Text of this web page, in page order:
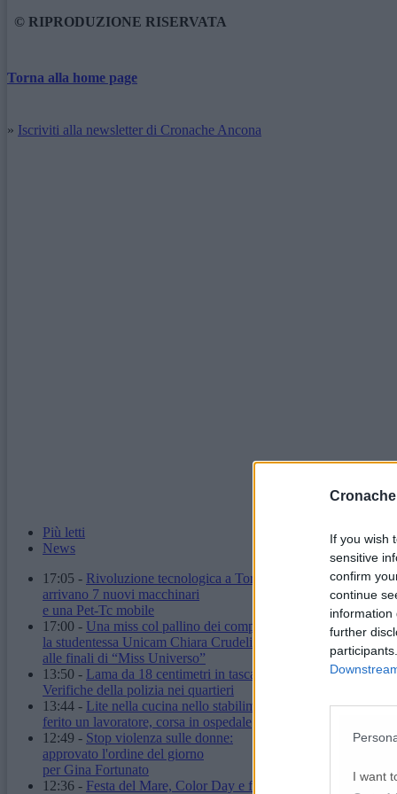
If you wish
sensitive
confirm
continue
information
further
I want
© RIPRODUZIONE RISERVATA
Torna alla home page
» Iscriviti alla newsletter di Cronache Ancona
Più letti
News
17:05 - Rivoluzione tecnologica a Torrette:
arrivano 7 nuovi macchinari
e una Pet-Tc mobile
17:00 - Una miss col pallino dei computer:
la studentessa Unicam Chiara Crudeli
alle finali di “Miss Universo”
13:50 - Lama da 18 centimetri in tasca: denunciato.
Verifiche della polizia nei quartieri
13:44 - Lite nella cucina nello stabilimento:
ferito un lavoratore, corsa in ospedale
12:49 - Stop violenza sulle donne:
approvato l'ordine del giorno
per Gina Fortunato
12:36 - Festa del Mare, Color Day e fuochi d'artificio: